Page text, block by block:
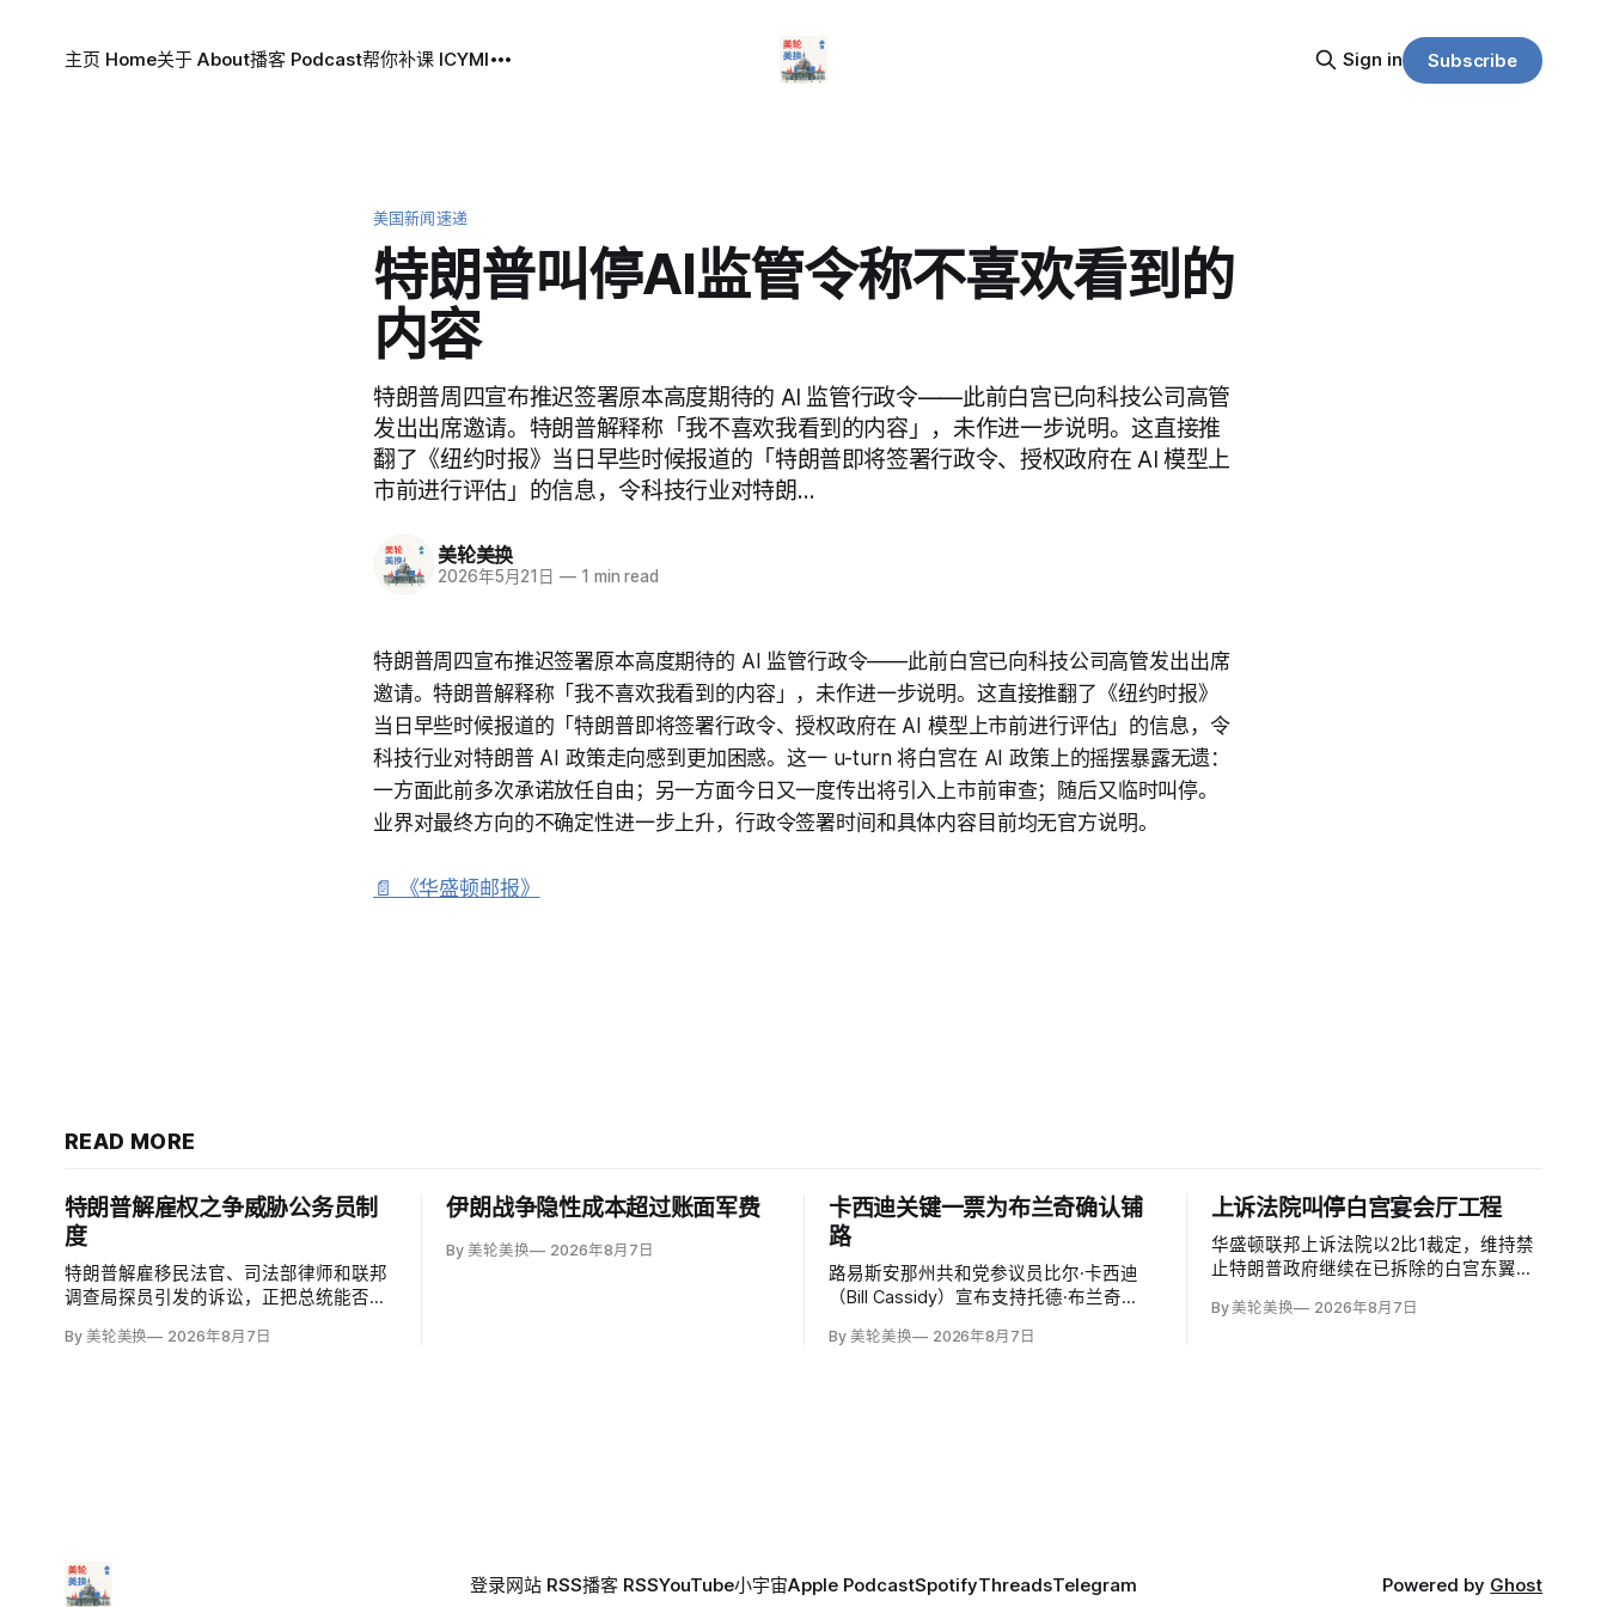
主页 Home关于 About播客 Podcast帮你补课 ICYMI Sign in Subscribe
美国新闻速递
特朗普叫停AI监管令称不喜欢看到的
内容
特朗普周四宣布推迟签署原本高度期待的 AI 监管行政令——此前白宫已向科技公司高管
发出出席邀请。特朗普解释称「我不喜欢我看到的内容」，未作进一步说明。这直接推
翻了《纽约时报》当日早些时候报道的「特朗普即将签署行政令、授权政府在 AI 模型上
市前进行评估」的信息，令科技行业对特朗…
美轮美换
2026年5月21日 — 1 min read
特朗普周四宣布推迟签署原本高度期待的 AI 监管行政令——此前白宫已向科技公司高管发出出席
邀请。特朗普解释称「我不喜欢我看到的内容」，未作进一步说明。这直接推翻了《纽约时报》
当日早些时候报道的「特朗普即将签署行政令、授权政府在 AI 模型上市前进行评估」的信息，令
科技行业对特朗普 AI 政策走向感到更加困惑。这一 u-turn 将白宫在 AI 政策上的摇摆暴露无遗：
一方面此前多次承诺放任自由；另一方面今日又一度传出将引入上市前审查；随后又临时叫停。
业界对最终方向的不确定性进一步上升，行政令签署时间和具体内容目前均无官方说明。
📄 《华盛顿邮报》
READ MORE
特朗普解雇权之争威胁公务员制
度
特朗普解雇移民法官、司法部律师和联邦
调查局探员引发的诉讼，正把总统能否绕
开除联邦雇员的问题推向最高法院。联邦
By 美轮美换 2026年8月7日
伊朗战争隐性成本超过账面军费
By 美轮美换 2026年8月7日
卡西迪关键一票为布兰奇确认铺
路
路易斯安那州共和党参议员比尔·卡西迪
（Bill Cassidy）宣布支持托德·布兰奇
特朗普前私人辩护律师基本跨过参议院确
By 美轮美换 2026年8月7日
上诉法院叫停白宫宴会厅工程
华盛顿联邦上诉法院以2比1裁定，维持禁
止特朗普政府继续在已拆除的白宫东翼原
该案足以检验总统是否能绕过国会授权推
By 美轮美换 2026年8月7日
登录网站 RSS播客 RSSYouTube小宇宙Apple PodcastSpotifyThreadsTelegram Powered by Ghost